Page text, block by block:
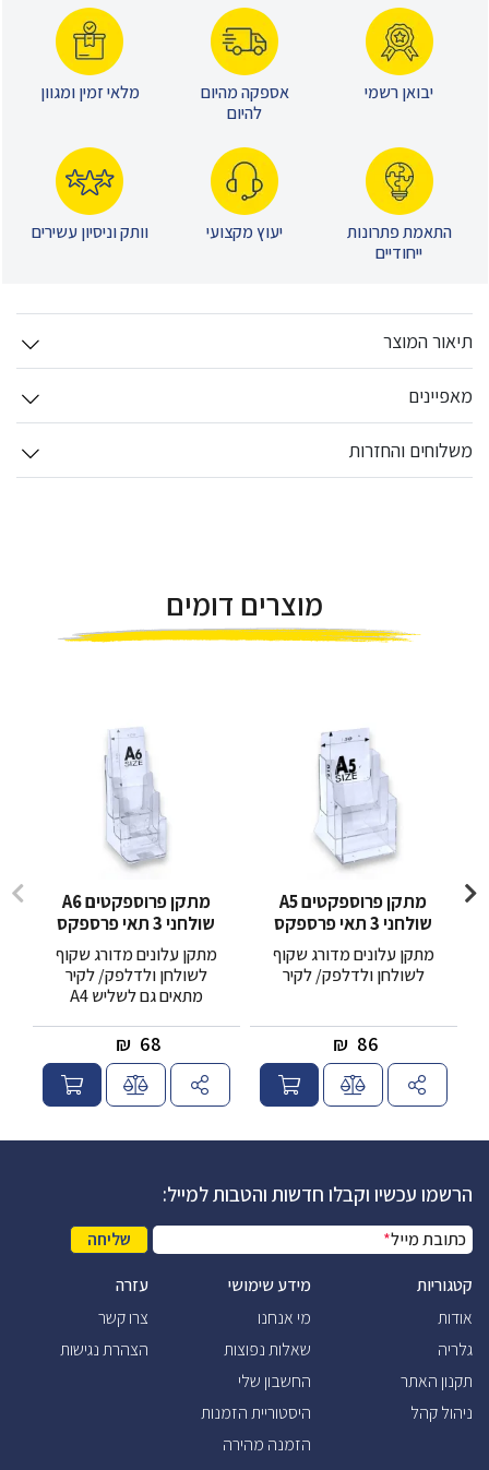
יבואן רשמי
אספקה מהיום
להיום
מלאי זמין ומגוון
התאמת פתרונות
ייחודיים
יעוץ מקצועי וותק וניסיון עשירים
תיאור המוצר
מאפיינים
משלוחים והחזרות
מוצרים דומים
מתקן פרוספקטים A5
שולחני 3 תאי פרספקס
מתקן עלונים מדורג שקוף
לשולחן ולדלפק/ לקיר
86
₪
מתקן פרוספקטים A6
שולחני 3 תאי פרספקס
מתקן עלונים מדורג שקוף
לשולחן ולדלפק/ לקיר
מתאים גם לשליש A4
68
₪
הרשמו עכשיו וקבלו חדשות והטבות למייל:
כתובת מייל*
שליחה
קטגוריות
אודות
גלריה
תקנון האתר
ניהול קהל
מידע שימושי
מי אנחנו
שאלות נפוצות
החשבון שלי
היסטוריית הזמנות
הזמנה מהירה
עזרה
צרו קשר
הצהרת נגישות